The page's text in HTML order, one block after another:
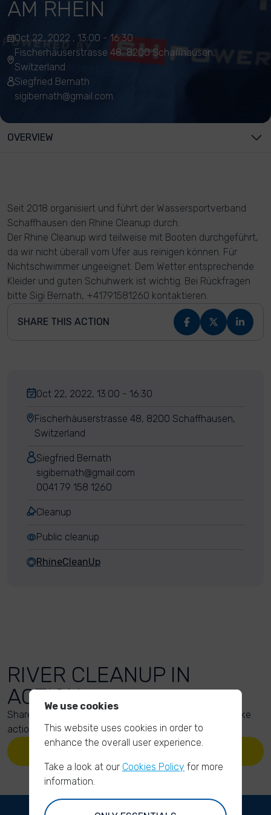
AM RHEIN
Oct 22, 2022 , 13:00 - 16:30
Fischerhäuserstrasse 48, 8200 Schaffhausen,
Switzerland
Siegfried Bernath
sigibernath@gmail.com
OVERVIEW
Seit 2018 organisiert und führt der Wassersportverband
Schaffhausen den Rhine Cleanup durch.
Der Rhine Cleanup wird teilweise mit Booten durchgeführt,
da wir nicht überall vom Ufer aus reinigen können. Für
Nichtschwimmer ungeeignet. Dem Wetter entsprechende
Kleider und guten Schuhwerk ist wichtig. Bei Rückfragen
bitte Sigi Bernath, +41791581260 kontaktieren.
SHARE THIS ACTION
Oct 22, 2022, 13:00 - 16:30
Fischerhäuserstrasse 48, 8200 Schaffhausen,
Switzerland
Siegfried Bernath
sigibernath@gmail.com
0041 79 158 1260
Cleanup
Public cleanup
RhineCleanUp
RIVER CLEANUP IN
ACTION
Share your action photos here and inspire others to take
action too!
UPLOAD YOUR PHOTOS
We use cookies
This website uses cookies in order to
enhance the overall user experience.
Take a look at our Cookies Policy for more
information.